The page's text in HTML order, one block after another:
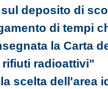
deposito di
di tempi
la Carta
radioattivi"
scelta dell'area